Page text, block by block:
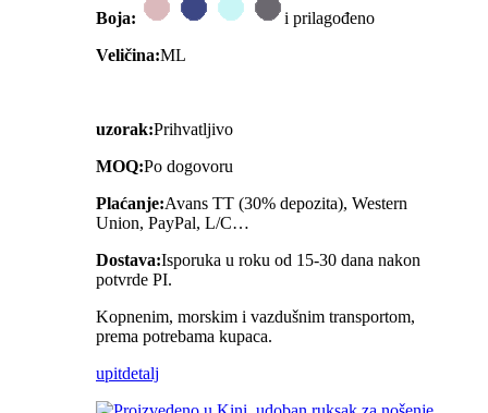
Boja:
i prilagođeno
Veličina:ML
uzorak:Prihvatljivo
MOQ:Po dogovoru
Plaćanje:Avans TT (30% depozita), Western
Union, PayPal, L/C…
Dostava:Isporuka u roku od 15-30 dana nakon
potvrde PI.
Kopnenim, morskim i vazdušnim transportom,
prema potrebama kupaca.
upitdetalj